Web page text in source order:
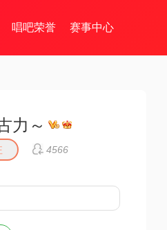
唱吧荣誉 赛事中心
力～
4566